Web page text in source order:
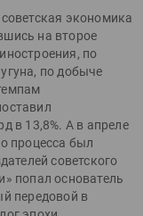
экономика
на второе
по
по добыче
в 13,8%. А в апреле
процесса был
советского
попал основатель
передовой в